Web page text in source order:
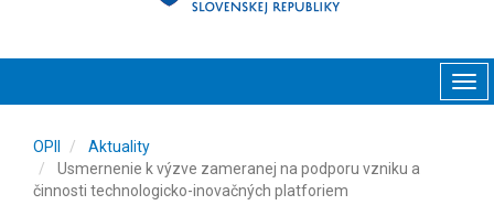
OPII
Aktuality
Usmernenie k výzve zameranej na podporu vzniku a
činnosti technologicko-inovačných platforiem